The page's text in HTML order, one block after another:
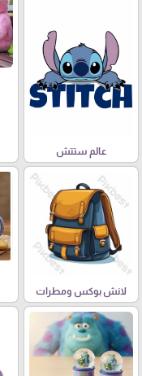
عالم ستتش
لانش بوكس ومطرات